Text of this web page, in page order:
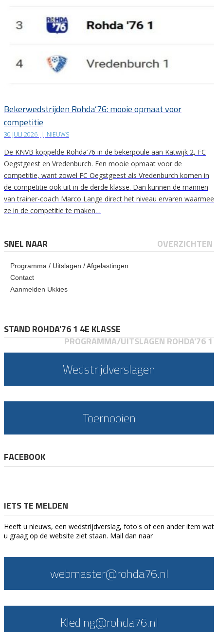
Bekerwedstrijden Rohda’76: mooie opmaat voor
competitie
30 JULI 2026 | NIEUWS
De KNVB koppelde Rohda’76 in de bekerpoule aan Katwijk 2, FC
Oegstgeest en Vredenburch. Een mooie opmaat voor de
competitie, want zowel FC Oegstgeest als Vredenburch komen in
de competitie ook uit in de derde klasse. Dan kunnen de mannen
van trainer-coach Marco Lange direct het niveau ervaren waarmee
ze in de competitie te maken…
SNEL NAAR OVERZICHTEN
Programma / Uitslagen / Afgelastingen
Contact
Aanmelden Ukkies
STAND ROHDA'76 1 4E KLASSE
PROGRAMMA/UITSLAGEN ROHDA'76 1
Wedstrijdverslagen
Toernooien
FACEBOOK
IETS TE MELDEN
Heeft u nieuws, een wedstrijdverslag, foto's of een ander item wat
u graag op de website ziet staan. Mail dan naar
webmaster@rohda76.nl
Kleding@rohda76.nl